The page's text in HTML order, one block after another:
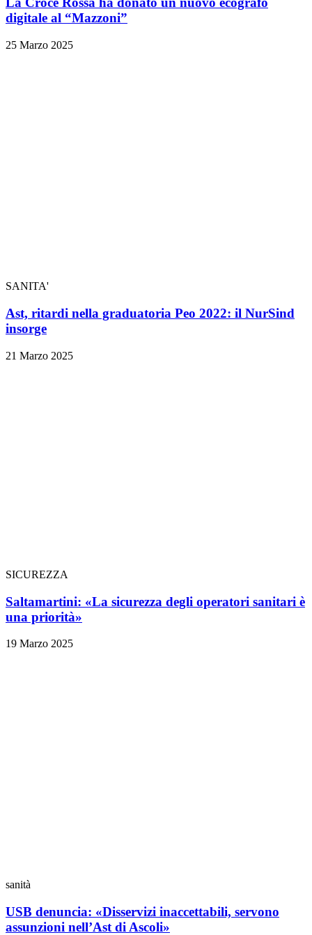
digitale al “Mazzoni”
25 Marzo 2025
SANITA'
Ast, ritardi nella graduatoria Peo 2022: il NurSind
insorge
21 Marzo 2025
SICUREZZA
Saltamartini: «La sicurezza degli operatori sanitari è
una priorità»
19 Marzo 2025
sanità
USB denuncia: «Disservizi inaccettabili, servono
assunzioni nell’Ast di Ascoli»